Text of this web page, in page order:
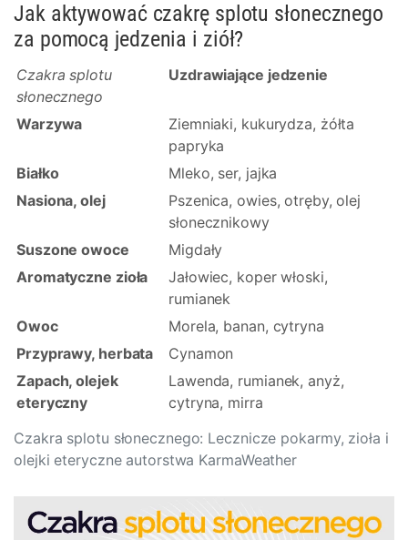
Jak aktywować czakrę splotu słonecznego
za pomocą jedzenia i ziół?
Czakra splotu słonecznego: Lecznicze pokarmy, zioła i
olejki eteryczne autorstwa KarmaWeather
Czakra splotu
słonecznego
Uzdrawiające jedzenie
Warzywa
Ziemniaki, kukurydza, żółta
papryka
Białko
Mleko, ser, jajka
Nasiona, olej
Pszenica, owies, otręby, olej
słonecznikowy
Suszone owoce
Migdały
Aromatyczne zioła
Jałowiec, koper włoski,
rumianek
Owoc
Morela, banan, cytryna
Przyprawy, herbata
Cynamon
Zapach, olejek
eteryczny
Lawenda, rumianek, anyż,
cytryna, mirra